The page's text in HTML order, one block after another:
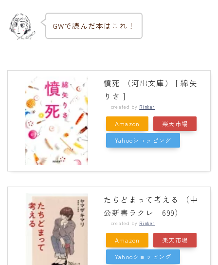
GWで読んだ本はこれ！
憤死 （河出文庫） [ 綿矢
りさ ]
created by Rinker
Amazon
楽天市場
Yahooショッピング
たちどまって考える （中
公新書ラクレ 699）
created by Rinker
Amazon
楽天市場
Yahooショッピング